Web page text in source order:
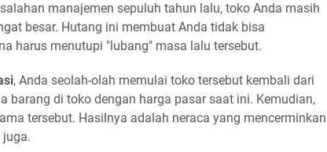
manajemen sepuluh tahun lalu, toko Anda masih
besar. Hutang ini membuat Anda tidak bisa
harus menutupi "lubang" masa lalu tersebut.
, Anda seolah-olah memulai toko tersebut kembali dari
barang di toko dengan harga pasar saat ini. Kemudian,
tersebut. Hasilnya adalah neraca yang mencerminkan